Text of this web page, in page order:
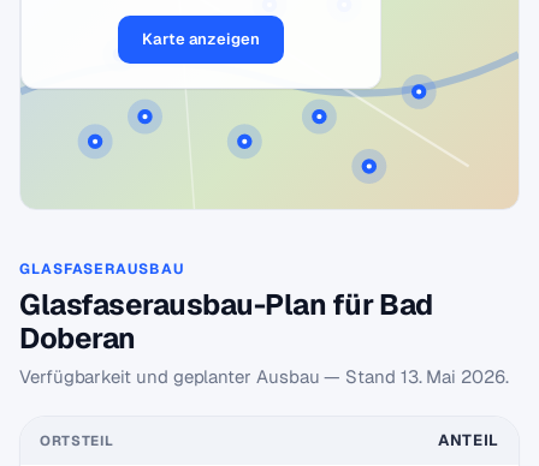
Karte anzeigen
GLASFASERAUSBAU
Glasfaserausbau-Plan für Bad
Doberan
Verfügbarkeit und geplanter Ausbau — Stand 13. Mai 2026.
ORTSTEIL ANTEIL